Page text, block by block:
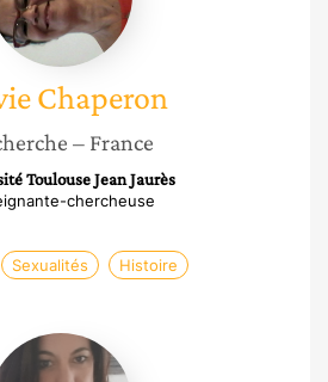
Chaperon
– France
Toulouse Jean Jaurès
chercheuse
Sexualités Histoire
Nadia
Hamadache